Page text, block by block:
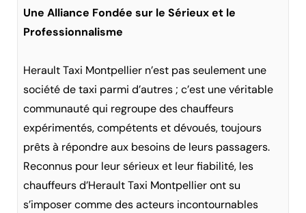
Une Alliance Fondée sur le Sérieux et le
Professionnalisme
Herault Taxi Montpellier n’est pas seulement une
société de taxi parmi d’autres ; c’est une véritable
communauté qui regroupe des chauffeurs
expérimentés, compétents et dévoués, toujours
prêts à répondre aux besoins de leurs passagers.
Reconnus pour leur sérieux et leur fiabilité, les
chauffeurs d’Herault Taxi Montpellier ont su
s’imposer comme des acteurs incontournables